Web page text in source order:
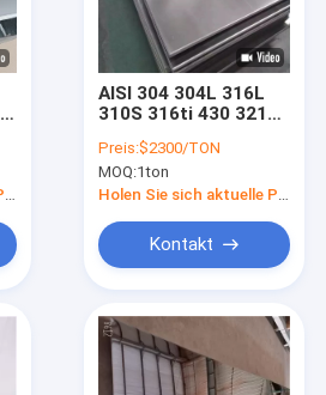
Holen Sie sich aktuelle Preis
AISI 304 304L 316L
310S 316ti 430 321
Edelstahlblech-2b
Preis:$2300/TON
MOQ:1ton
Holen Sie sich aktuelle Preis
Kontakt